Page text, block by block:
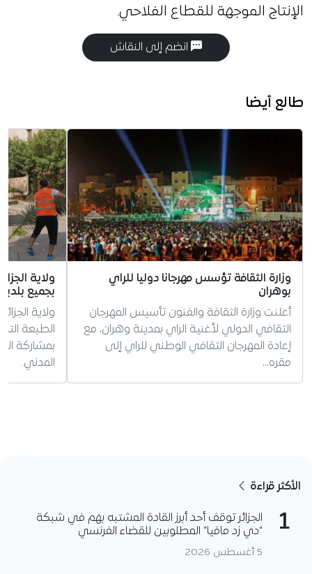
الإنتاج الموجهة للقطاع الفلاحي.
انضم إلى النقاش
طالع أيضا
وزارة الثقافة تؤسس مهرجانا دوليا للراي
بوهران
أعلنت وزارة الثقافة والفنون تأسيس المهرجان
الثقافي الدولي لأغنية الراي بمدينة وهران، مع
إعادة المهرجان الثقافي الوطني للراي إلى
مقره…
ولاية
بجميع
ولاية
الطبعة
بمشاركة
المدني.
الأكثر قراءة
1
الجزائر توقف أحد أبرز القادة المشتبه بهم في شبكة
“دي زد مافيا” المطلوبين للقضاء الفرنسي
5 أغسطس 2026